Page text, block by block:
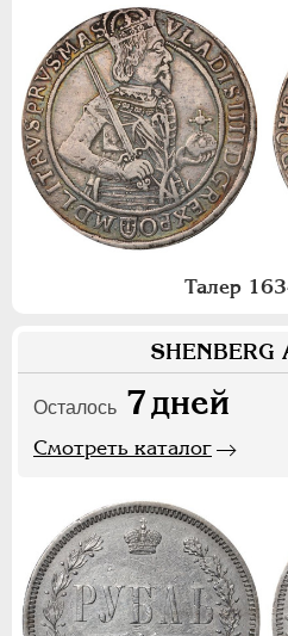
Талер
SHENBERG
Осталось 7дней
Смотреть каталог